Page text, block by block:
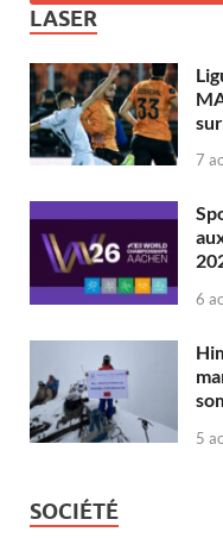
LASER
7
6
5
SOCIÉTÉ